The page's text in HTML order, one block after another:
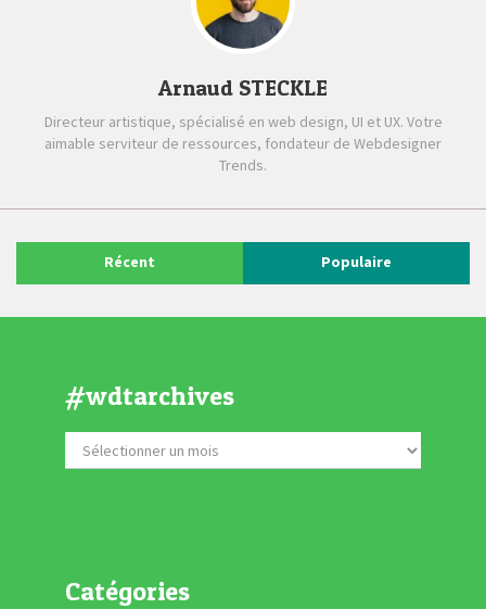
Arnaud STECKLE
Directeur artistique, spécialisé en web design, UI et UX. Votre
aimable serviteur de ressources, fondateur de Webdesigner
Trends.
Récent Populaire
#wdtarchives
Catégories